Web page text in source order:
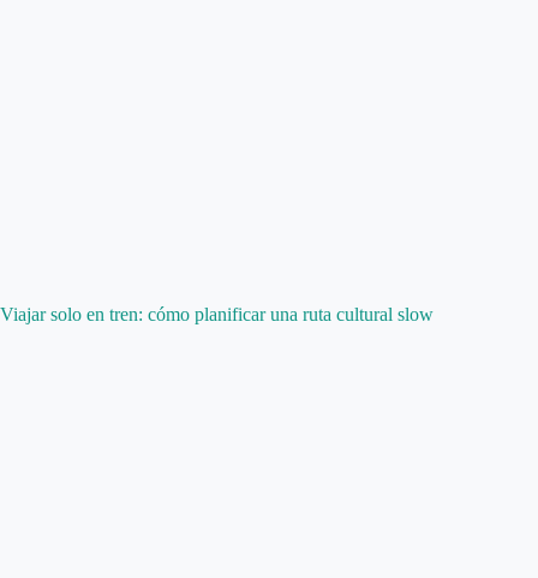
Viajar solo en tren: cómo planificar una ruta cultural slow